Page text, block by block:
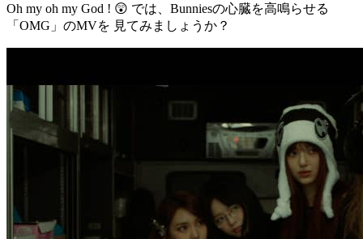
Oh my oh my God ! 😲 では、Bunniesの心臓を高鳴らせる
「OMG」のMVを 見てみましょうか？